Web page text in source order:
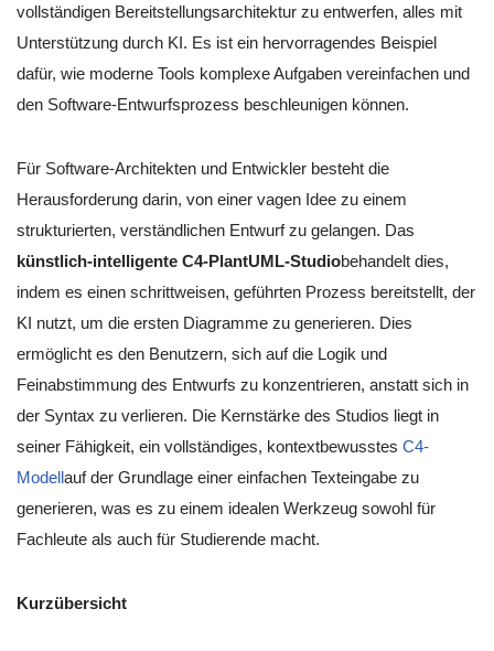
vollständigen Bereitstellungsarchitektur zu entwerfen, alles mit
Unterstützung durch KI. Es ist ein hervorragendes Beispiel
dafür, wie moderne Tools komplexe Aufgaben vereinfachen und
den Software-Entwurfsprozess beschleunigen können.
Für Software-Architekten und Entwickler besteht die
Herausforderung darin, von einer vagen Idee zu einem
strukturierten, verständlichen Entwurf zu gelangen. Das
künstlich-intelligente C4-PlantUML-Studiobehandelt dies,
indem es einen schrittweisen, geführten Prozess bereitstellt, der
KI nutzt, um die ersten Diagramme zu generieren. Dies
ermöglicht es den Benutzern, sich auf die Logik und
Feinabstimmung des Entwurfs zu konzentrieren, anstatt sich in
der Syntax zu verlieren. Die Kernstärke des Studios liegt in
seiner Fähigkeit, ein vollständiges, kontextbewusstes C4-
Modellauf der Grundlage einer einfachen Texteingabe zu
generieren, was es zu einem idealen Werkzeug sowohl für
Fachleute als auch für Studierende macht.
Kurzübersicht